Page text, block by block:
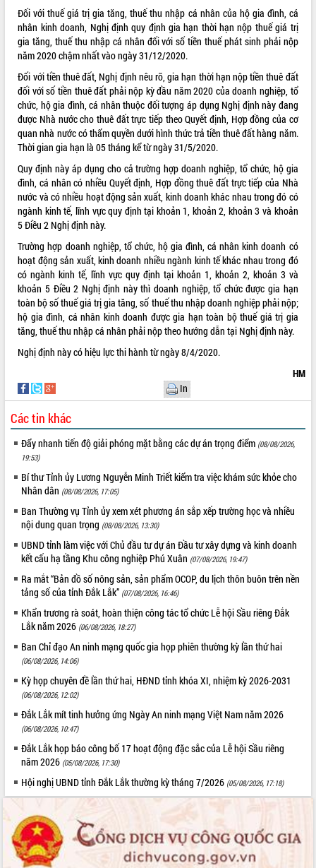
ứng để giữ vững thị trường xuất khẩu
Diễn đàn Kinh tế tư nhân Việt Nam đột
phá cơ chế - Hợp tác công tư
cải cách hành chính tỉnh Đắk Lắk
Kết nối tour, đẩy mạnh chuyển đổi số
để phát triển du lịch Đắk Lắk
Khởi động Dự án Đầu tư xây dựng hạ
tầng kỹ thuật Cụm công nghiệp Tân
Gặp mặt các cơ quan báo chí nhân Kỷ
niệm 101 năm Ngày Báo chí Cách
mạng Việt Nam
Đắk Lắk sơ kết 4 năm triển khai thực
Họp báo thông tin về Hội nghị Công bố
Quy hoạch và Xúc tiến đầu tư tỉnh Đắk
Lắk
Khơi thông điểm nghẽn, đẩy nhanh
giải ngân vốn khắc phục thiên tai
HĐND tỉnh thông qua điều chỉnh Quy
hoạch tỉnh thời kỳ 2021-2030
tầm nhìn đến năm 2050
Nâng cao hiệu quả hoạt động của các
doanh nghiệp nhà nước
Hội nghị triển khai kết nối mạng
truyền số liệu chuyên dùng phục vụ cơ
quan Đảng, Nhà nước
Lễ phát động chuỗi hoạt động chung
Xã Ea Kar bước chuyển mình trong
công tác cải cách hành chính mô hình
mới
UBND tỉnh họp báo định kỳ tháng 4
năm 2026
Hội thảo khoa học “Giải pháp thúc đẩy
phát triển nền kinh tế xanh tại tỉnh
Đắk Lắk”
Tăng cường giám sát, đôn đốc thực
hiện nhiệm vụ quản lý tài sản công
Tháo gỡ những vướng mắc, đẩy mạnh
công tác cải cách thủ tục hành chính
tại Trung tâm Phục vụ hành chính
công tỉnh
Đắk Lắk: Tôn vinh 46 giải pháp tại Hội
thi Sáng tạo Kỹ thuật 2024 - 2025
Đắk Lắk rà soát, điều chỉnh Đề án 190
về phát triển nuôi trồng thủy sản
Phó Chủ tịch UBND tỉnh Đắk Lắk
Trương Công Thái kiểm tra thực địa
Dự án cao tốc Khánh Hòa - Buôn Ma
Thuột
Đối với thuế giá trị gia tăng, thuế thu nhập cá nhân của hộ gia đình, cá
nhân kinh doanh, Nghị định quy định gia hạn thời hạn nộp thuế giá trị
gia tăng, thuế thu nhập cá nhân đối với số tiền thuế phát sinh phải nộp
năm 2020 chậm nhất vào ngày 31/12/2020.
Đối với tiền thuê đất, Nghị định nêu rõ, gia hạn thời hạn nộp tiền thuê đất
đối với số tiền thuê đất phải nộp kỳ đầu năm 2020 của doanh nghiệp, tổ
chức, hộ gia đình, cá nhân thuộc đối tượng áp dụng Nghị định này đang
được Nhà nước cho thuê đất trực tiếp theo Quyết định, Hợp đồng của cơ
quan nhà nước có thẩm quyền dưới hình thức trả tiền thuê đất hàng năm.
Thời gian gia hạn là 05 tháng kể từ ngày 31/5/2020.
Quy định này áp dụng cho cả trường hợp doanh nghiệp, tổ chức, hộ gia
đình, cá nhân có nhiều Quyết định, Hợp đồng thuê đất trực tiếp của Nhà
nước và có nhiều hoạt động sản xuất, kinh doanh khác nhau trong đó có
ngành kinh tế, lĩnh vực quy định tại khoản 1, khoản 2, khoản 3 và khoản
5 Điều 2 Nghị định này.
Trường hợp doanh nghiệp, tổ chức, hộ gia đình, cá nhân kinh doanh có
hoạt động sản xuất, kinh doanh nhiều ngành kinh tế khác nhau trong đó
có ngành kinh tế, lĩnh vực quy định tại khoản 1, khoản 2, khoản 3 và
khoản 5 Điều 2 Nghị định này thì doanh nghiệp, tổ chức được gia hạn
toàn bộ số thuế giá trị gia tăng, số thuế thu nhập doanh nghiệp phải nộp;
hộ gia đình, cá nhân kinh doanh được gia hạn toàn bộ thuế giá trị gia
tăng, thuế thu nhập cá nhân phải nộp theo hướng dẫn tại Nghị định này.
Nghị định này có hiệu lực thi hành từ ngày 8/4/2020.
HM
In
Các tin khác
Đẩy nhanh tiến độ giải phóng mặt bằng các dự án trọng điểm (08/08/2026,
19:53)
Bí thư Tỉnh ủy Lương Nguyễn Minh Triết kiểm tra việc khám sức khỏe cho
Nhân dân (08/08/2026, 17:05)
Ban Thường vụ Tỉnh ủy xem xét phương án sắp xếp trường học và nhiều
nội dung quan trọng (08/08/2026, 13:30)
UBND tỉnh làm việc với Chủ đầu tư dự án Đầu tư xây dựng và kinh doanh
kết cấu hạ tầng Khu công nghiệp Phú Xuân (07/08/2026, 19:47)
Ra mắt “Bản đồ số nông sản, sản phẩm OCOP, du lịch thôn buôn trên nền
tảng số của tỉnh Đắk Lắk” (07/08/2026, 16:46)
Khẩn trương rà soát, hoàn thiện công tác tổ chức Lễ hội Sầu riêng Đắk
Lắk năm 2026 (06/08/2026, 18:27)
Ban Chỉ đạo An ninh mạng quốc gia họp phiên thường kỳ lần thứ hai
(06/08/2026, 14:06)
Kỳ họp chuyên đề lần thứ hai, HĐND tỉnh khóa XI, nhiệm kỳ 2026-2031
(06/08/2026, 12:02)
Đắk Lắk mít tinh hưởng ứng Ngày An ninh mạng Việt Nam năm 2026
(06/08/2026, 10:47)
Đắk Lắk họp báo công bố 17 hoạt động đặc sắc của Lễ hội Sầu riêng
năm 2026 (05/08/2026, 17:30)
Hội nghị UBND tỉnh Đắk Lắk thường kỳ tháng 7/2026 (05/08/2026, 17:18)